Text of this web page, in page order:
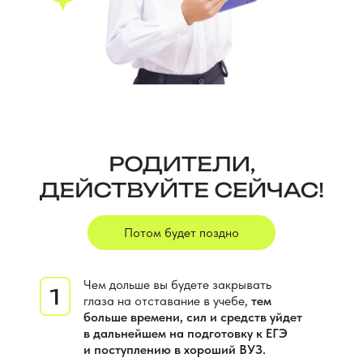
Чем дольше вы будете закрывать
глаза на отставание в учебе, тем
больше времени, сил и средств уйдет
в дальнейшем на подготовку к ЕГЭ
и поступлению в хороший ВУЗ.
Потом будет поздно